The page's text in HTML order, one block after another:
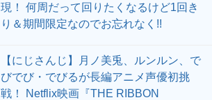
現！ 何周だって回りたくなるけど1回き
り＆期間限定なのでお忘れなく!!
【にじさんじ】月ノ美兎、ルンルン、で
びでび・でびるが長編アニメ声優初挑
戦！ Netflix映画『THE RIBBON